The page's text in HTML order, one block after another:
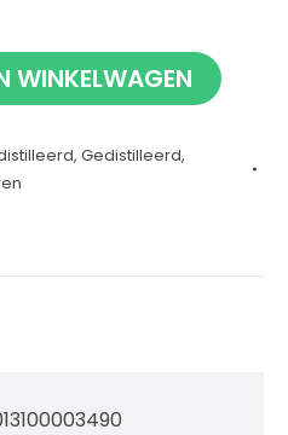
WINKELWAGEN
, Gedistilleerd,